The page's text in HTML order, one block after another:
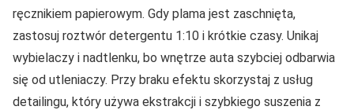
ręcznikiem papierowym. Gdy plama jest zaschnięta,
zastosuj roztwór detergentu 1:10 i krótkie czasy. Unikaj
wybielaczy i nadtlenku, bo wnętrze auta szybciej odbarwia
się od utleniaczy. Przy braku efektu skorzystaj z usług
detailingu, który używa ekstrakcji i szybkiego suszenia z